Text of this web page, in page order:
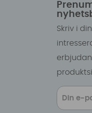
Skriv i